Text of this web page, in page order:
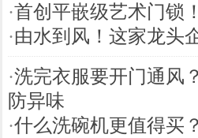
·首创平嵌级艺术门锁
·由水到风！这家龙头
·洗完衣服要开门通风
防异味
·什么洗碗机更值得买